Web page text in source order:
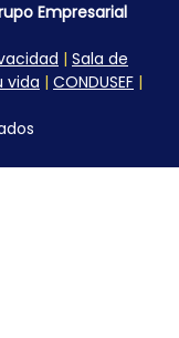
Empresarial
| Sala de
vida | CONDUSEF |